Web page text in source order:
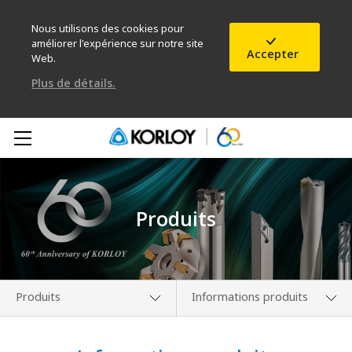
Nous utilisons des cookies pour
améliorer l'expérience sur notre site
Web.
Accepter
Plus de détails.
Produits
Produits
Présentation de
Informations produits
Nouveautés